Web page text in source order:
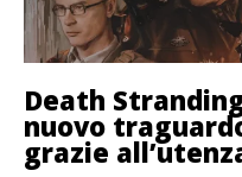
Death
nuovo
grazie